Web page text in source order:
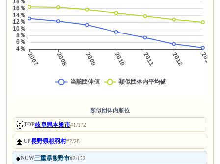
類似団体内順位
🥇TOP岐阜県本巣市#1/172
⏫UP長野県根羽村#2/28
●NOW三重県熊野市#2/172